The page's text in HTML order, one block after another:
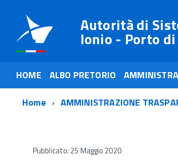
Autorità di
Ionio - Porto
HOME ALBO PRETORIO
Home
AMMINISTRAZIONE
Pubblicato: 25 Maggio 2020